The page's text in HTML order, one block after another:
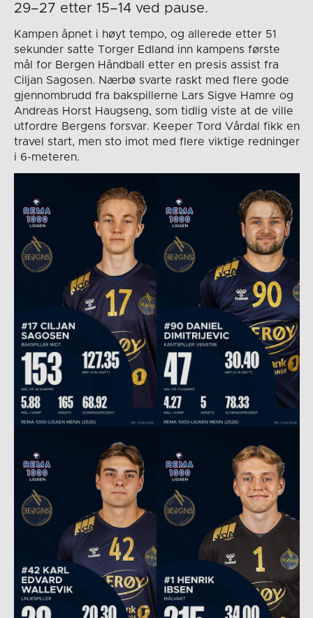
29–27 etter 15–14 ved pause.
Kampen åpnet i høyt tempo, og allerede etter 51
sekunder satte Torger Edland inn kampens første
mål for Bergen Håndball etter en presis assist fra
Ciljan Sagosen. Nærbø svarte raskt med flere gode
gjennombrudd fra bakspillerne Lars Sigve Hamre og
Andreas Horst Haugseng, som tidlig viste at de ville
utfordre Bergens forsvar. Keeper Tord Vårdal fikk en
travel start, men sto imot med flere viktige redninger
i 6-meteren.